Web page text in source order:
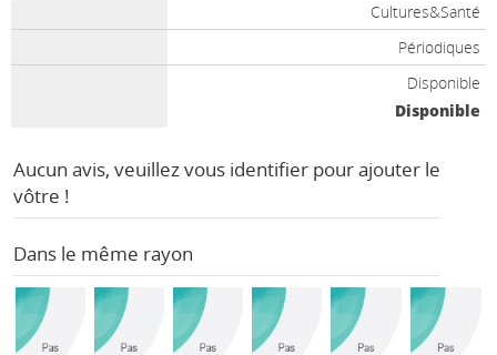
Cultures&Santé
Périodiques
Disponible
Disponible
Aucun avis, veuillez vous identifier pour ajouter le
vôtre !
Dans le même rayon